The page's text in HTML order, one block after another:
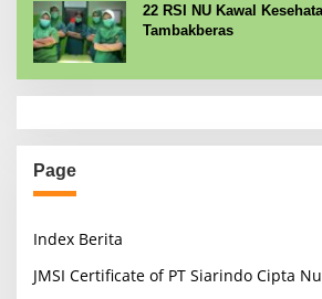
22 RSI NU Kawal
Tambakberas
Page
Index Berita
JMSI Certificate of PT Siarindo Cipta